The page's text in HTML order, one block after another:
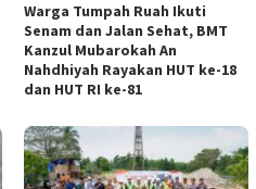
Warga Tumpah Ruah Ikuti
Senam dan Jalan Sehat, BMT
Kanzul Mubarokah An
Nahdhiyah Rayakan HUT ke-18
dan HUT RI ke-81